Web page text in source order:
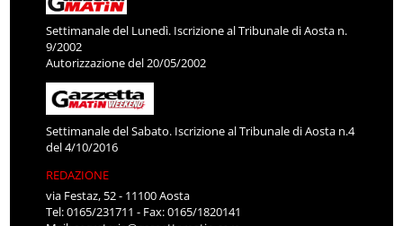
Settimanale del Lunedì. Iscrizione al Tribunale di Aosta n.
9/2002
Autorizzazione del 20/05/2002
Settimanale del Sabato. Iscrizione al Tribunale di Aosta n.4
del 4/10/2016
REDAZIONE
via Festaz, 52 - 11100 Aosta
Tel: 0165/231711 - Fax: 0165/1820141